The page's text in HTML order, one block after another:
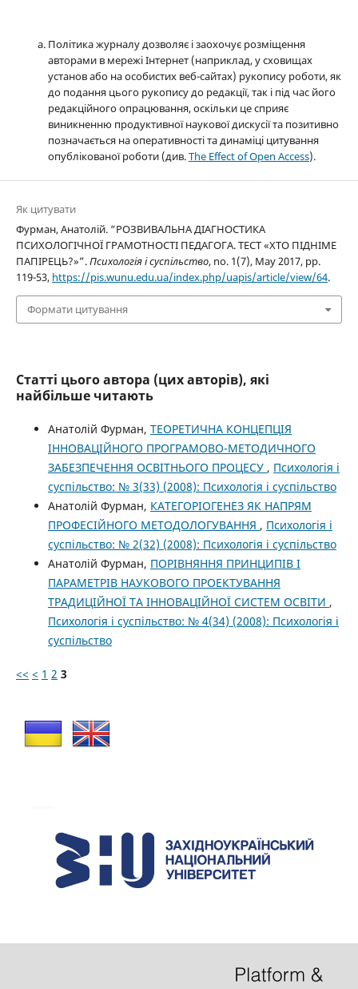
Політика журналу дозволяє і заохочує розміщення
авторами в мережі Інтернет (наприклад, у сховищах
установ або на особистих веб-сайтах) рукопису роботи, як
до подання цього рукопису до редакції, так і під час його
редакційного опрацювання, оскільки це сприяє
виникненню продуктивної наукової дискусії та позитивно
позначається на оперативності та динаміці цитування
опублікованої роботи (див.The Effect of Open Access).
Як цитувати
Фурман, Анатолій. “РОЗВИВАЛЬНА ДІАГНОСТИКА
ПСИХОЛОГІЧНОЇ ГРАМОТНОСТІ ПЕДАГОГА. ТЕСТ «ХТО ПІДНІМЕ
ПАПІРЕЦЬ?»”.Психологія і суспільство, no. 1(7), May 2017, pp.
119-53, https://pis.wunu.edu.ua/index.php/uapis/article/view/64.
Формати цитування
Статті цього автора (цих авторів), які
найбільше читають
Анатолій Фурман, ТЕОРЕТИЧНА КОНЦЕПЦІЯ
ІННОВАЦІЙНОГО ПРОГРАМОВО-МЕТОДИЧНОГО
ЗАБЕЗПЕЧЕННЯ ОСВІТНЬОГО ПРОЦЕСУ , Психологія і
суспільство: № 3(33) (2008): Психологія і суспільство
Анатолій Фурман, КАТЕГОРІОГЕНЕЗ ЯК НАПРЯМ
ПРОФЕСІЙНОГО МЕТОДОЛОГУВАННЯ , Психологія і
суспільство: № 2(32) (2008): Психологія і суспільство
Анатолій Фурман, ПОРІВНЯННЯ ПРИНЦИПІВ І
ПАРАМЕТРІВ НАУКОВОГО ПРОЕКТУВАННЯ
ТРАДИЦІЙНОЇ ТА ІННОВАЦІЙНОЇ СИСТЕМ ОСВІТИ ,
Психологія і суспільство: № 4(34) (2008): Психологія і
суспільство
<< < 1 2 3